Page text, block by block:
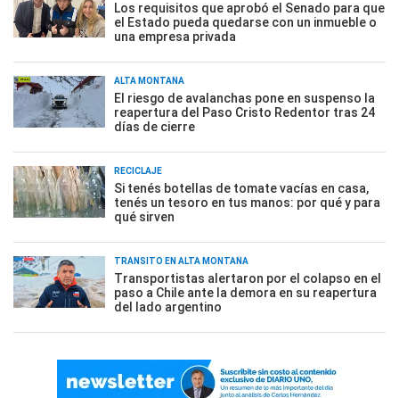
Los requisitos que aprobó el Senado para que
el Estado pueda quedarse con un inmueble o
una empresa privada
ALTA MONTAÑA
El riesgo de avalanchas pone en suspenso la
reapertura del Paso Cristo Redentor tras 24
días de cierre
RECICLAJE
Si tenés botellas de tomate vacías en casa,
tenés un tesoro en tus manos: por qué y para
qué sirven
TRÁNSITO EN ALTA MONTAÑA
Transportistas alertaron por el colapso en el
paso a Chile ante la demora en su reapertura
del lado argentino